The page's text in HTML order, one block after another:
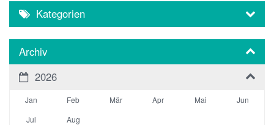
Kategorien
Archiv
2026
Jan Feb Mär Apr Mai
Jun
Jul
Aug